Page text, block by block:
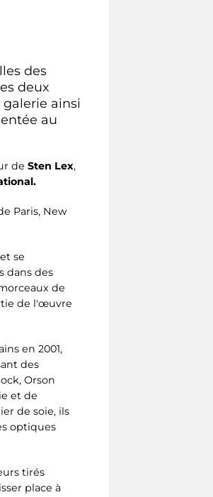
des
deux
ainsi
au
de Sten Lex,
Paris, New
se
dans des
de
de l'œuvre
en 2001,
des
Orson
et de
de soie, ils
optiques
tirés
place à